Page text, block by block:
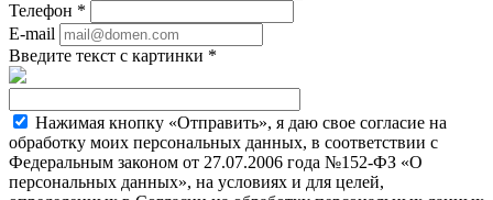
Телефон *
E-mail
Введите текст с картинки *
Нажимая кнопку «Отправить», я даю свое согласие на
обработку моих персональных данных, в соответствии с
Федеральным законом от 27.07.2006 года №152-ФЗ «О
персональных данных», на условиях и для целей,